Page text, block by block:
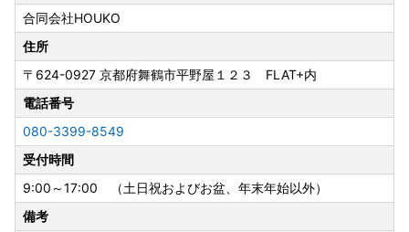
■年末年始のワンストップ特例申請書類発送について
12月25日
せていただきます。
12月26日以降に決済が完了したお申込みにつきましては、
月5日に書類を発送致します。
ご心配な方は下記のオンライン申請のご利用か、こちらをご
確認ください。
■詐欺サイトにご注意ください
ふるさと納税の画像や返礼品名を不正にコピーした悪質なサ
イトが報告されています。
合同会社HOUKO
住所
〒624-0927 京都府舞鶴市平野屋１２３ FLAT+内
電話番号
080-3399-8549
受付時間
9:00～17:00 （土日祝およびお盆、年末年始以外）
備考